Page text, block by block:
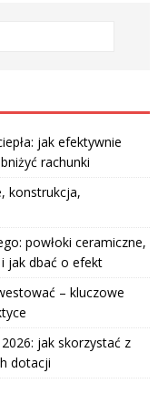
jak efektywnie
rachunki
konstrukcja,
powłoki ceramiczne,
jak dbać o efekt
– kluczowe
jak skorzystać z
dotacji